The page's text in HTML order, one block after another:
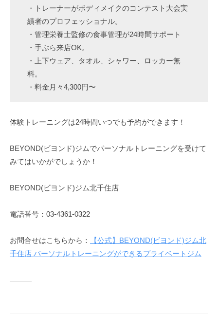
・トレーナーがボディメイクのコンテスト大会実
績者のプロフェッショナル。
・管理栄養士監修の食事管理が24時間サポート
・手ぶら来店OK。
・上下ウェア、タオル、シャワー、ロッカー無
料。
・料金月々4,300円〜
体験トレーニングは24時間いつでも予約ができます！
BEYOND(ビヨンド)ジムでパーソナルトレーニングを受けて
みてはいかがでしょうか！
BEYOND(ビヨンド)ジム北千住店
電話番号：03-4361-0322
お問合せはこちらから：
【公式】BEYOND(ビヨンド)ジム北
千住店 パーソナルトレーニングができるプライベートジム